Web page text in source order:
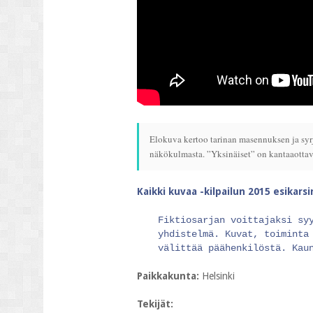
Elokuva kertoo tarinan masennuksen ja
näkökulmasta. ”Yksinäiset” on
Kaikki kuvaa -kilpailun 2015
Fiktiosarjan voittajaksi
yhdistelmä. Kuvat,
välittää päähenkilöstä.
Paikkakunta: Helsinki
Tekijät: